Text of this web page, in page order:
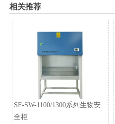
相关推荐
SF-SW-1100/1300系列生物安
全柜